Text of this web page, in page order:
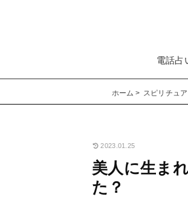
電話占
ホーム スピリチュ
2023.01.25
美人に生ま
た？